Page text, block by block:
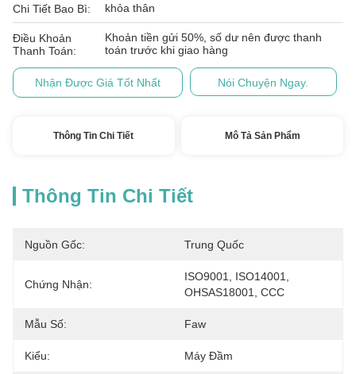
Chi Tiết Bao Bì: khỏa thân
Điều Khoản
Thanh Toán:
Khoản tiền gửi 50%, số dư nên được thanh
toán trước khi giao hàng
Nhận Được Giá Tốt Nhất Nói Chuyện Ngay.
Thông Tin Chi Tiết Mô Tả Sản Phẩm
Thông Tin Chi Tiết
Nguồn Gốc: Trung Quốc
Chứng Nhận:
ISO9001, ISO14001,
OHSAS18001, CCC
Mẫu Số: Faw
Kiểu: Máy Đầm